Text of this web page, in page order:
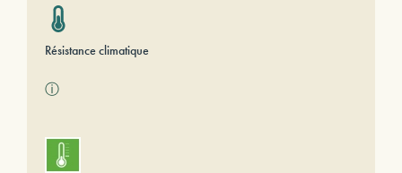
Résistance climatique
ⓘ